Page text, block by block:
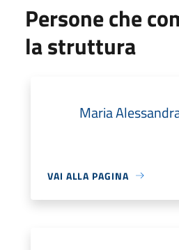
Persone che
la struttura
Maria
VAI ALLA PAGINA